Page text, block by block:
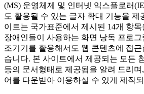
(MS) 운영체제 및 인터넷 익스플로러
도 활용될 수 있는 글자 확대 기능을 제
이트는 국가표준에서 제시된 14개 항
장애인들이 사용하는 화면 낭독 프로그
조기기를 활용해서도 웹 콘텐츠에 접
습니다. 본 사이트에서 제공되는 모든
등의 문서형태로 제공됨을 알려 드리
어를 다운받아 이용하실 수 있게 제작